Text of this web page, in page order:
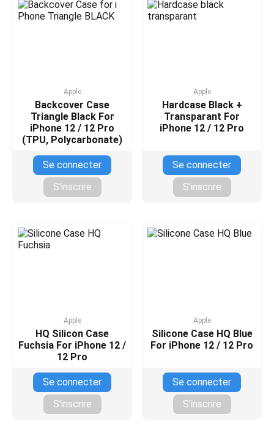
Apple
Backcover Case
Triangle Black For
iPhone 12 / 12 Pro
(TPU, Polycarbonate)
Se connecter
S'inscrire
Apple
Hardcase Black +
Transparant For
iPhone 12 / 12 Pro
Se connecter
S'inscrire
Apple
HQ Silicon Case
Fuchsia For iPhone 12 /
12 Pro
Se connecter
S'inscrire
Apple
Silicone Case HQ Blue
For iPhone 12 / 12 Pro
Se connecter
S'inscrire